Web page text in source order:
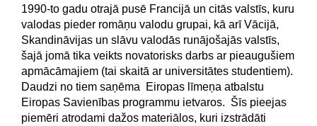
1990-to gadu otrajā pusē Francijā un citās valstīs, kuru
valodas pieder romāņu valodu grupai, kā arī Vācijā,
Skandināvijas un slāvu valodās runājošajās valstīs,
šajā jomā tika veikts novatorisks darbs ar pieaugušiem
apmācāmajiem (tai skaitā ar universitātes studentiem).
Daudzi no tiem saņēma Eiropas līmeņa atbalstu
Eiropas Savienības programmu ietvaros. Šīs pieejas
piemēri atrodami dažos materiālos, kuri izstrādāti